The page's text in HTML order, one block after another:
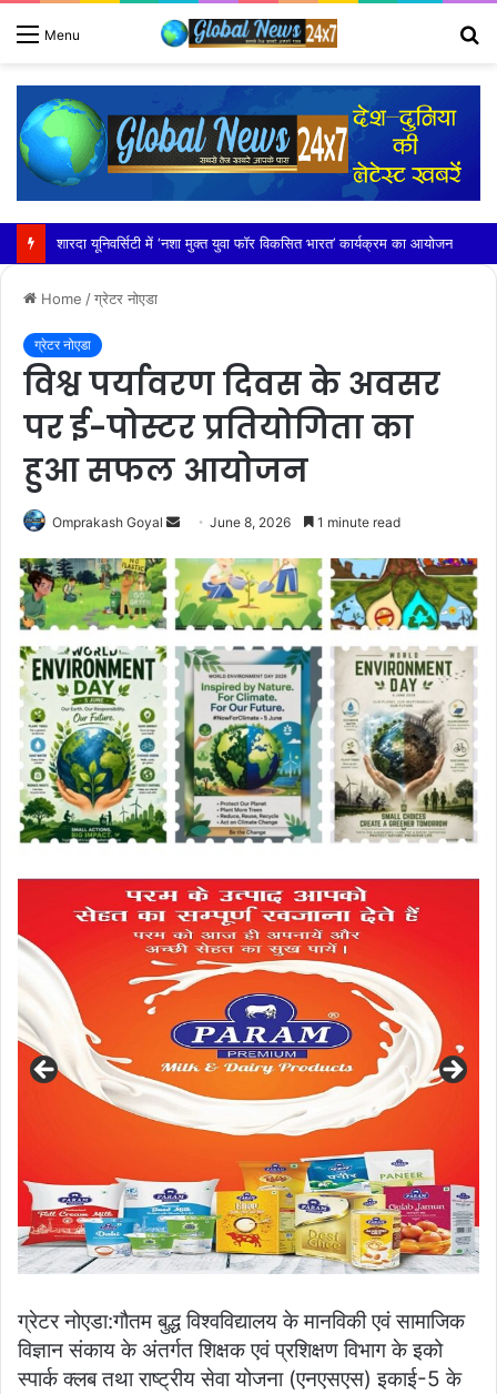
Menu
शारदा यूनिवर्सिटी में ‘नशा मुक्त युवा फॉर विकसित भारत’ कार्यक्रम का आयोजन
Home /ग्रेटर नोएडा
ग्रेटर नोएडा
विश्व पर्यावरण दिवस के अवसर
पर ई-पोस्टर प्रतियोगिता का
हुआ सफल आयोजन
Omprakash Goyal
Send
email
June 8, 2026 1 minute read
ग्रेटर नोएडा:गौतम बुद्ध विश्वविद्यालय के मानविकी एवं सामाजिक
विज्ञान संकाय के अंतर्गत शिक्षक एवं प्रशिक्षण विभाग के इको
स्पार्क क्लब तथा राष्ट्रीय सेवा योजना (एनएसएस) इकाई-5 के